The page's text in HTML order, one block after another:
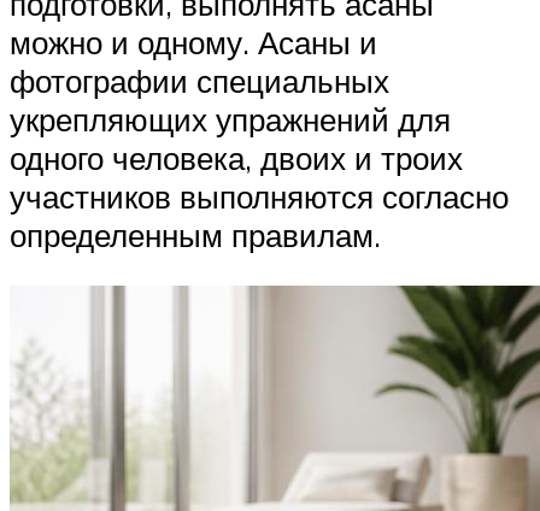
можно и одному. Асаны и
фотографии специальных
укрепляющих упражнений для
одного человека, двоих и троих
участников выполняются согласно
определенным правилам.